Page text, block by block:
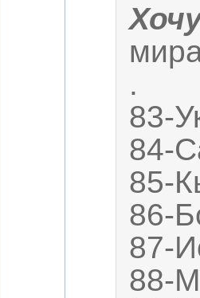
.
83-
84-
85-
86-
87-
88-